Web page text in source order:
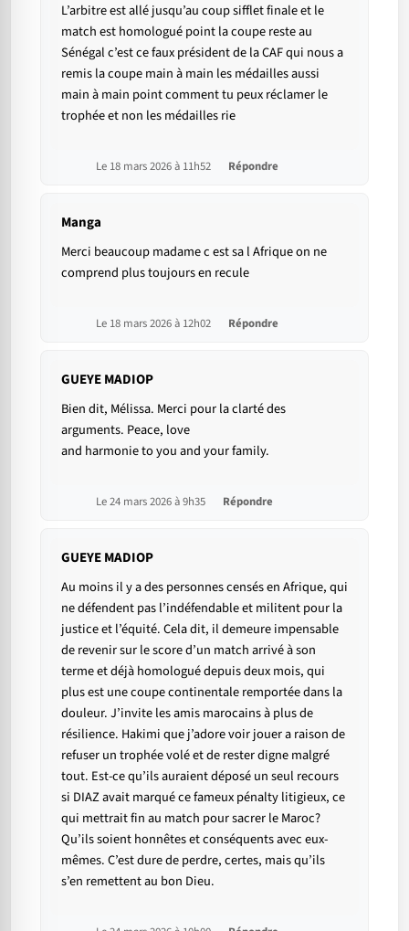
L’arbitre est allé jusqu’au coup sifflet finale et le
match est homologué point la coupe reste au
Sénégal c’est ce faux président de la CAF qui nous a
remis la coupe main à main les médailles aussi
main à main point comment tu peux réclamer le
trophée et non les médailles rie
Le 18 mars 2026 à 11h52 Répondre
Manga
Merci beaucoup madame c est sa l Afrique on ne
comprend plus toujours en recule
Le 18 mars 2026 à 12h02 Répondre
GUEYE MADIOP
Bien dit, Mélissa. Merci pour la clarté des
arguments. Peace, love
and harmonie to you and your family.
Le 24 mars 2026 à 9h35 Répondre
GUEYE MADIOP
Au moins il y a des personnes censés en Afrique, qui
ne défendent pas l’indéfendable et militent pour la
justice et l’équité. Cela dit, il demeure impensable
de revenir sur le score d’un match arrivé à son
terme et déjà homologué depuis deux mois, qui
plus est une coupe continentale remportée dans la
douleur. J’invite les amis marocains à plus de
résilience. Hakimi que j’adore voir jouer a raison de
refuser un trophée volé et de rester digne malgré
tout. Est-ce qu’ils auraient déposé un seul recours
si DIAZ avait marqué ce fameux pénalty litigieux, ce
qui mettrait fin au match pour sacrer le Maroc?
Qu’ils soient honnêtes et conséquents avec eux-
mêmes. C’est dure de perdre, certes, mais qu’ils
s’en remettent au bon Dieu.